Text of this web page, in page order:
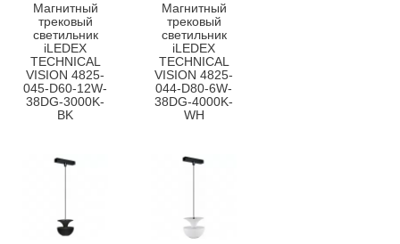
Магнитный
трековый
светильник
iLEDEX
TECHNICAL
VISION 4825-
045-D60-12W-
38DG-3000K-
BK
Магнитный
трековый
светильник
iLEDEX
TECHNICAL
VISION 4825-
044-D80-6W-
38DG-4000K-
WH